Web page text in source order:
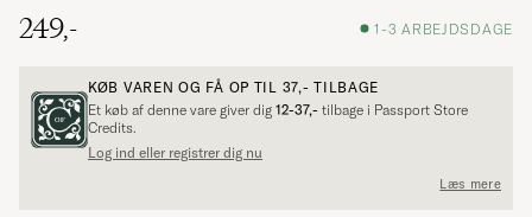
249,-
1-3 ARBEJDSDAGE
KØB VAREN OG FÅ OP TIL 37,- TILBAGE
Et køb af denne vare giver dig 12-37,- tilbage i Passport Store
Credits.
Log ind eller registrer dig nu
Læs mere